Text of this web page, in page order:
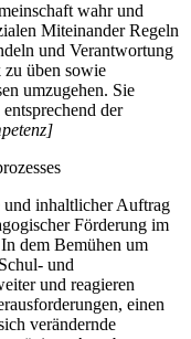
wahr und
Miteinander Regeln
und Verantwortung
üben sowie
umzugehen. Sie
der
und inhaltlicher Auftrag
Förderung im
dem Bemühen um
und
und reagieren
einen
verändernde